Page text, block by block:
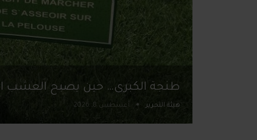
طنجة الكبرى… حين يصبح العشب
هيئة التحرير أغسطس 8, 2026